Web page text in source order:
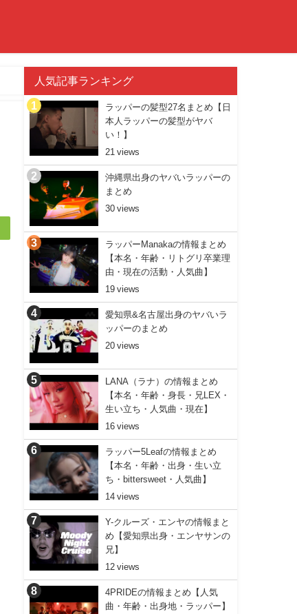
人気記事ランキング
ラッパーの髪型27名まとめ【日
本人ラッパーの髪型がヤバ
い！】
21
沖縄県出身のヤバいラッパーの
まとめ
30
ラッパーManakaの情報まとめ
【本名・年齢・リトグリ卒業理
由・現在の活動・人気曲】
19
愛知県&名古屋出身のヤバいラ
ッパーのまとめ
20
LANA（ラナ）の情報まとめ
【本名・年齢・身長・兄LEX・
生い立ち・人気曲・現在】
16
ラッパー5Leafの情報まとめ
【本名・年齢・出身・生い立
ち・bittersweet・人気曲】
14
Y-クルーズ・エンヤの情報まと
め【愛知県出身・エンヤサンの
兄】
12
4PRIDEの情報まとめ【人気
曲・年齢・出身地・ラッパー】